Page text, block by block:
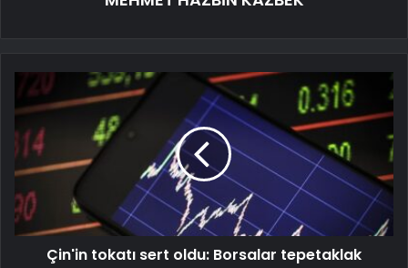
Çin'in tokatı sert oldu: Borsalar tepetaklak